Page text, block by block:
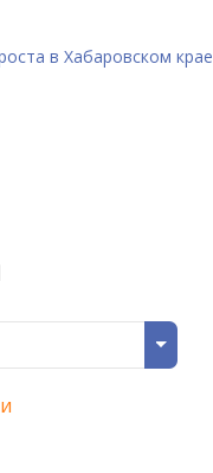
в Хабаровском крае